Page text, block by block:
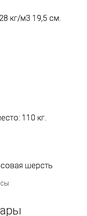
кг/м3 19,5 см.
110 кг.
шерсть